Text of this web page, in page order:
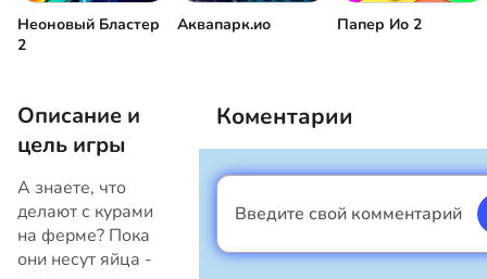
Неоновый Бластер
2
Аквапарк.ио Папер Ио 2
Описание и
цель игры
А знаете, что
делают с курами
на ферме? Пока
они несут яйца -
Коментарии
Введите свой комментарий
Я мальчик